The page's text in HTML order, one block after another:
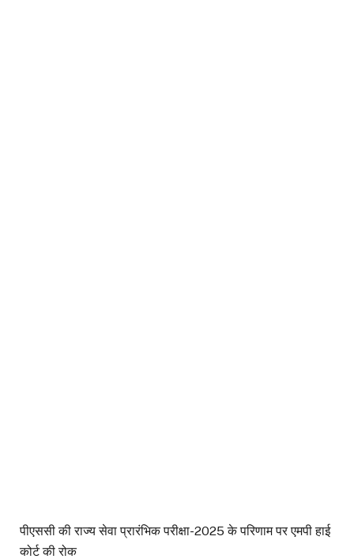
पीएससी की राज्य सेवा प्रारंभिक परीक्षा-2025 के परिणाम पर एमपी हाई
कोर्ट की रोक